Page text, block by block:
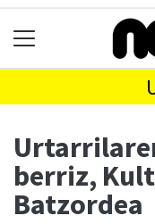
berriz,
Batzordea